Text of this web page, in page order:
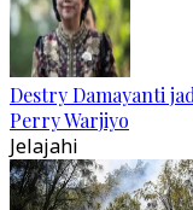
Destry Damayanti
Perry Warjiyo
Jelajahi